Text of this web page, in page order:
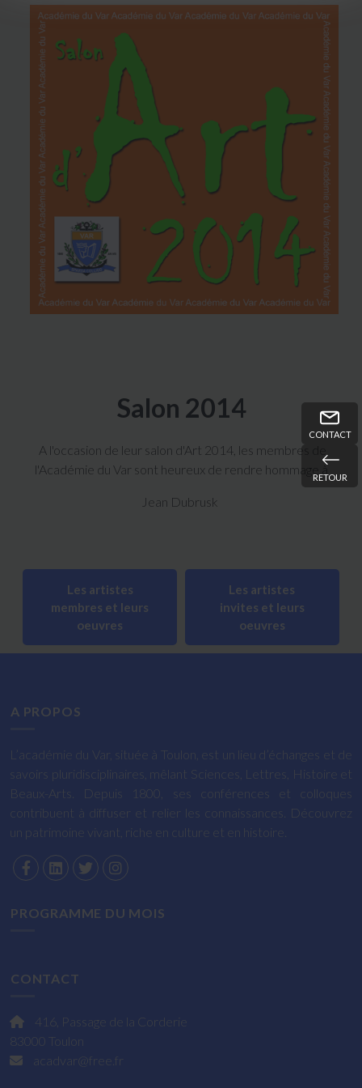
CONTACT
RETOUR
Salon 2014
A l'occasion de leur salon d'Art 2014, les membres de
l'Académie du Var sont heureux de rendre hommage à
Jean Dubrusk
Les artistes
membres et leurs
oeuvres
Les artistes
invites et leurs
oeuvres
A PROPOS
L’académie du Var, située à Toulon, est un lieu d’échanges et de
savoirs pluridisciplinaires, mêlant Sciences, Lettres, Histoire et
Beaux-Arts. Depuis 1800, ses conférences et colloques
contribuent à diffuser et relier les connaissances. Découvrez
un patrimoine vivant, riche en culture et en histoire.
PROGRAMME DU MOIS
CONTACT
416, Passage de la Corderie
83000 Toulon
acadvar@free.fr